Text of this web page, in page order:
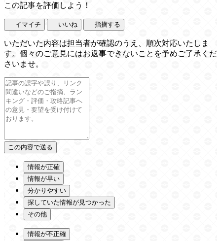
この記事を評価しよう！
イマイチ いいね 指摘する
いただいた内容は担当者が確認のうえ、順次対応いたしま
す。個々のご意見にはお返事できないことを予めご了承くだ
さいませ。
情報が正確
情報が早い
分かりやすい
探していた情報が見つかった
その他
情報が不正確